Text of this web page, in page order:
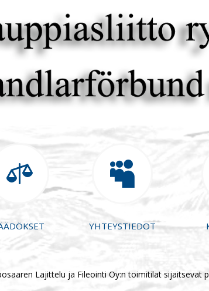
 
YHTEYSTIEDOT
Lajittelu ja Fileointi Oy:n toimitilat sijaitsevat